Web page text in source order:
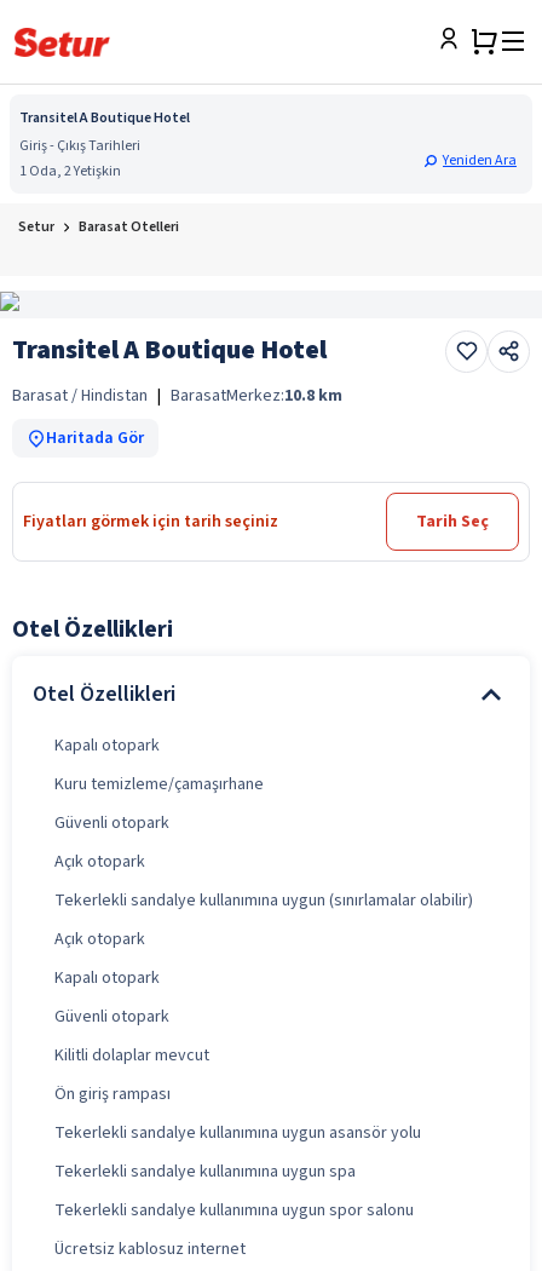
Transitel A Boutique Hotel
Giriş - Çıkış Tarihleri
1 Oda, 2 Yetişkin
Yeniden Ara
Setur Barasat Otelleri
Transitel A Boutique Hotel
Barasat / Hindistan | BarasatMerkez:10.8 km
Haritada Gör
Fiyatları görmek için tarih seçiniz Tarih Seç
Otel Özellikleri
Otel Özellikleri
Kapalı otopark
Kuru temizleme/çamaşırhane
Güvenli otopark
Açık otopark
Tekerlekli sandalye kullanımına uygun (sınırlamalar olabilir)
Açık otopark
Kapalı otopark
Güvenli otopark
Kilitli dolaplar mevcut
Ön giriş rampası
Tekerlekli sandalye kullanımına uygun asansör yolu
Tekerlekli sandalye kullanımına uygun spa
Tekerlekli sandalye kullanımına uygun spor salonu
Ücretsiz kablosuz internet